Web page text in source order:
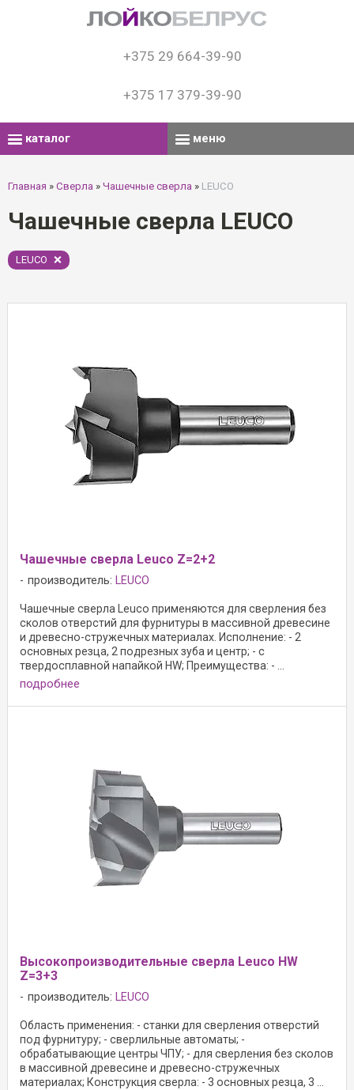
+375 29 664-39-90
+375 17 379-39-90
каталог меню
Главная » Сверла » Чашечные сверла » LEUCO
Чашечные сверла LEUCO
LEUCO
Чашечные сверла Leuco Z=2+2
производитель: LEUCO
Чашечные сверла Leuco применяются для сверления без
сколов отверстий для фурнитуры в массивной древесине
и древесно-стружечных материалах. Исполнение: - 2
основных резца, 2 подрезных зуба и центр; - с
твердосплавной напайкой HW; Преимущества: - ...
подробнее
Высокопроизводительные сверла Leuco HW
Z=3+3
производитель: LEUCO
Область применения: - станки для сверления отверстий
под фурнитуру; - сверлильные автоматы; -
обрабатывающие центры ЧПУ; - для сверления без сколов
в массивной древесине и древесно-стружечных
материалах; Конструкция сверла: - 3 основных резца, 3 ...